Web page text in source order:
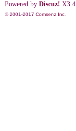
Powered by Discuz! X3.4
© 2001-2017 Comsenz Inc.